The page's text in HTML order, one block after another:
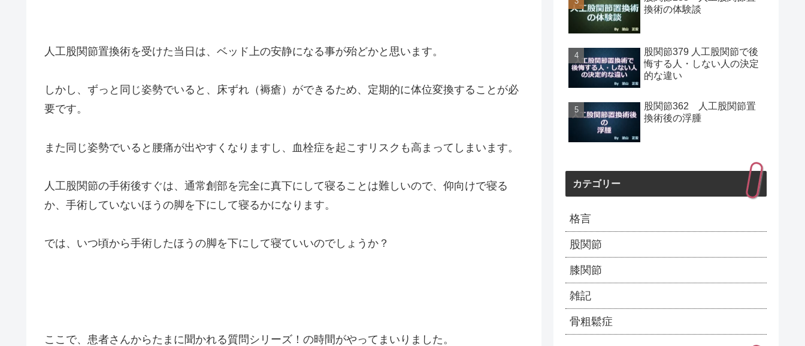
人工股関節置換術を受けた当日は、ベッド上の安静になる事が殆どかと思います。
しかし、ずっと同じ姿勢でいると、床ずれ（褥瘡）ができるため、定期的に体位変換することが必
要です。
また同じ姿勢でいると腰痛が出やすくなりますし、血栓症を起こすリスクも高まってしまいます。
人工股関節の手術後すぐは、通常創部を完全に真下にして寝ることは難しいので、仰向けで寝る
か、手術していないほうの脚を下にして寝るかになります。
では、いつ頃から手術したほうの脚を下にして寝ていいのでしょうか？
ここで、患者さんからたまに聞かれる質問シリーズ！の時間がやってまいりました。
換術の体験談
股関節379 人工股関節で後
悔する人・しない人の決定
的な違い
股関節362 人工股関節置
換術後の浮腫
カテゴリー
格言
股関節
膝関節
雑記
骨粗鬆症